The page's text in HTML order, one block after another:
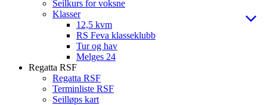
Seilkurs for voksne
Klasser
12,5 kvm
RS Feva klasseklubb
Tur og hav
Melges 24
Regatta RSF
Regatta RSF
Terminliste RSF
Seilløps kart